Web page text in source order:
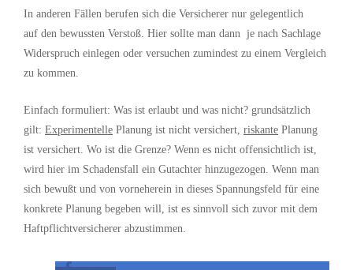
In anderen Fällen berufen sich die Versicherer nur gelegentlich
auf den bewussten Verstoß. Hier sollte man dann je nach Sachlage
Widerspruch einlegen oder versuchen zumindest zu einem Vergleich
zu kommen.
Einfach formuliert: Was ist erlaubt und was nicht? grundsätzlich
gilt: Experimentelle Planung ist nicht versichert, riskante Planung
ist versichert. Wo ist die Grenze? Wenn es nicht offensichtlich ist,
wird hier im Schadensfall ein Gutachter hinzugezogen. Wenn man
sich bewußt und von vorneherein in dieses Spannungsfeld für eine
konkrete Planung begeben will, ist es sinnvoll sich zuvor mit dem
Haftpflichtversicherer abzustimmen.